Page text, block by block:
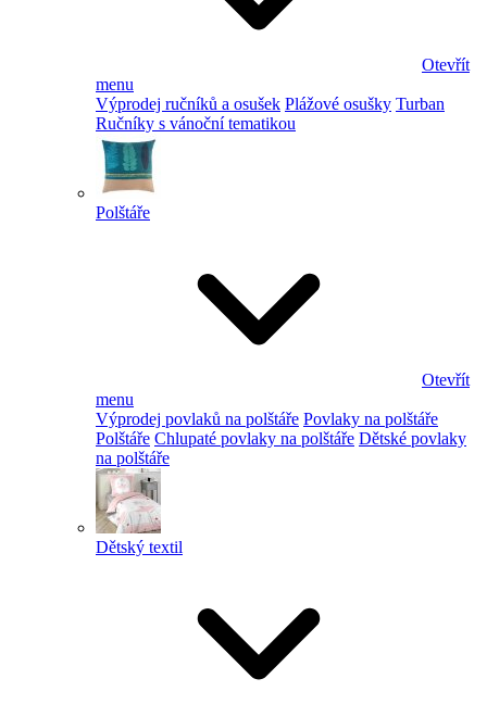
Otevřít
menu
Výprodej ručníků a osušek Plážové osušky Turban
Ručníky s vánoční tematikou
Polštáře
Otevřít
menu
Výprodej povlaků na polštáře Povlaky na polštáře
Polštáře Chlupaté povlaky na polštáře Dětské povlaky
na polštáře
Dětský textil